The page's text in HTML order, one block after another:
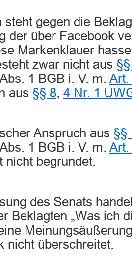
steht gegen die
der über Facebook
Markenklauer
zwar nicht aus
1 BGB i. V. m. Art.
aus §§ 8, 4 Nr. 1
Anspruch aus §§
1 BGB i. V. m. Art.
nicht begründet.
des Senats
Beklagten „Was ich
nicht überschreitet.